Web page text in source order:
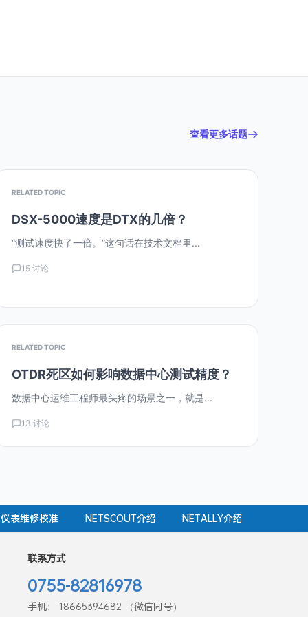
查看更多话题
RELATED TOPIC
DSX-5000速度是DTX的几倍？
“测试速度快了一倍。”这句话在技术文档里...
15 讨论
RELATED TOPIC
OTDR死区如何影响数据中心测试精度？
数据中心运维工程师最头疼的场景之一，就是...
13 讨论
仪表维修校准 NETSCOUT介绍 NETALLY介绍
联系方式
0755-82816978
手机： 18665394682 （微信同号）